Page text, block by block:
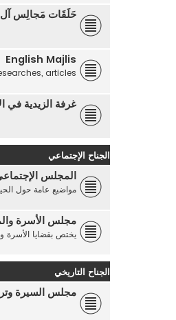
حَلَقَات مَجالِس آل
English Majlis
articles...
غرفة الزيدية في
الجناح الإجتماعي
المجلس
مواضيع عامة حول
مجلس الأسرة
يختص بقضايا الأسرة
الجناح التاريخي
مجلس السيرة